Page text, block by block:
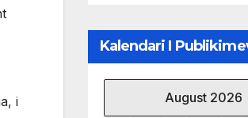
i
Kalendari I
August 2026